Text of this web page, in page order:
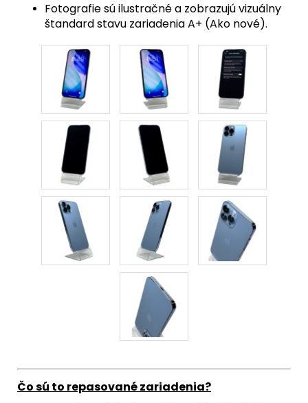
Fotografie sú ilustračné a zobrazujú vizuálny
štandard stavu zariadenia A+ (Ako nové).
Čo sú to repasované zariadenia?